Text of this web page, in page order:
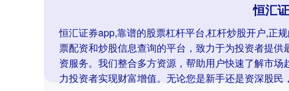
恒汇
恒汇证券app,靠谱的股票杠杆平台,杠杆炒股开户,正
票配资和炒股信息查询的平台，致力于为投资者提
资服务。我们整合多方资源，帮助用户快速了解市
力投资者实现财富增值。无论您是新手还是资深股民